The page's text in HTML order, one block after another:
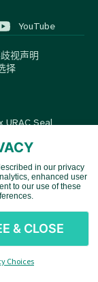
YouTube
视声明
择
.MedBox是
务覆盖美国48个
in our privacy
enhanced user
to our use of these
& CLOSE
Choices